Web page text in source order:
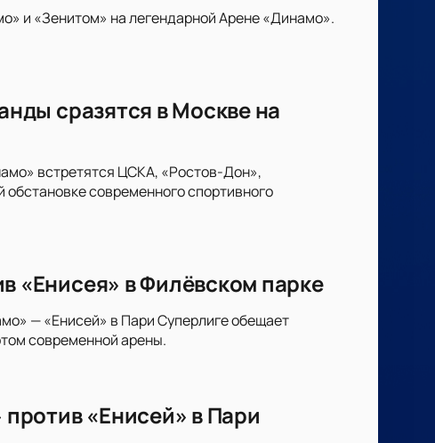
и «Зенитом» на легендарной Арене «Динамо».
сразятся в Москве на
встретятся ЦСКА, «Ростов-Дон»,
современного спортивного
«Енисея» в Филёвском парке
— «Енисей» в Пари Суперлиге обещает
современной арены.
«Енисей» в Пари